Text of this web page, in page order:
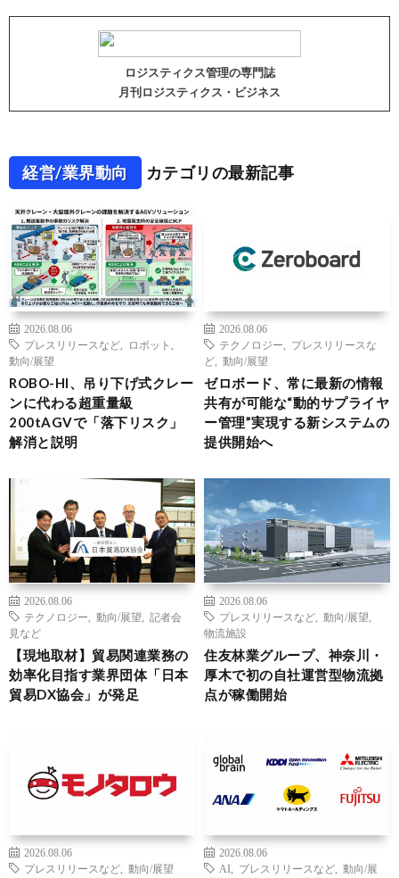
ロジスティクス管理の専門誌
月刊ロジスティクス・ビジネス
経営/業界動向 カテゴリの最新記事
2026.08.06
プレスリリースなど
ロボット
動向/展望
ROBO-HI、吊り下げ式クレー
ンに代わる超重量級
200tAGVで「落下リスク」
解消と説明
2026.08.06
テクノロジー
プレスリリースな
ど
動向/展望
ゼロボード、常に最新の情報
共有が可能な“動的サプライヤ
ー管理”実現する新システムの
提供開始へ
2026.08.06
テクノロジー
動向/展望
記者会
見など
【現地取材】貿易関連業務の
効率化目指す業界団体「日本
貿易DX協会」が発足
2026.08.06
プレスリリースなど
動向/展望
物流施設
住友林業グループ、神奈川・
厚木で初の自社運営型物流拠
点が稼働開始
2026.08.06
プレスリリースなど
動向/展望
2026.08.06
AI
プレスリリースなど
動向/展